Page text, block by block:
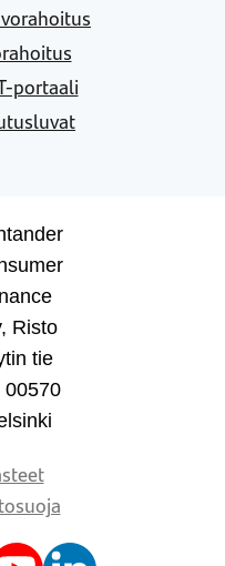
portaali
Risto
tie
00570